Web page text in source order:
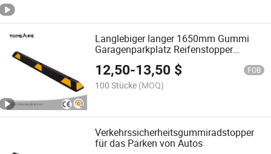
Langlebiger langer 1650mm Gummi
Garagenparkplatz Reifenstopper
Parkplatzbordstein Radstopper
12,50-13,50 $ FOB
100 Stücke (MOQ)
Verkehrssicherheitsgummiradstopper
für das Parken von Autos